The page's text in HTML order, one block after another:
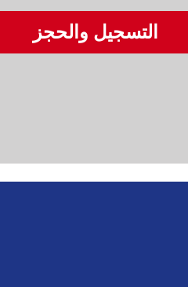
التسجيل والحجز